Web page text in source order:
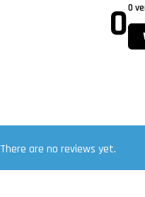
00
There are no reviews yet.